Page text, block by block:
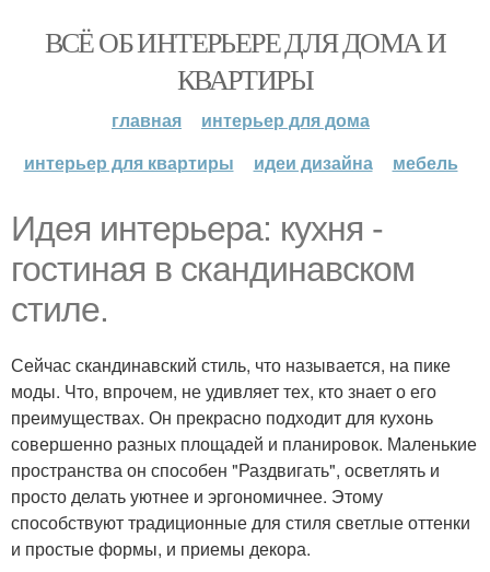
ВСЁ ОБ ИНТЕРЬЕРЕ ДЛЯ ДОМА И
КВАРТИРЫ
главная
интерьер для дома
интерьер для квартиры
идеи дизайна мебель
Идея интерьера: кухня -
гостиная в скандинавском
стиле.
Сейчас скандинавский стиль, что называется, на пике
моды. Что, впрочем, не удивляет тех, кто знает о его
преимуществах. Он прекрасно подходит для кухонь
совершенно разных площадей и планировок. Маленькие
пространства он способен "Раздвигать", осветлять и
просто делать уютнее и эргономичнее. Этому
способствуют традиционные для стиля светлые оттенки
и простые формы, и приемы декора.